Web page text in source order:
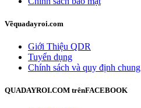
Vềquadayroi.com
Giới Thiệu QDR
Tuyển dụng
Chính sách và quy định chung
QUADAYROI.COM trênFACEBOOK